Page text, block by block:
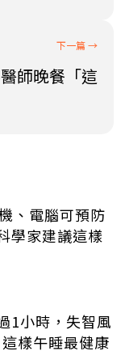
師晚餐「這
、電腦可預防
學家建議這樣
1小時，失智風
樣午睡最健康